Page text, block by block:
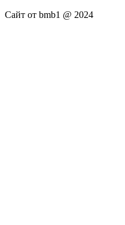
Сайт от bmb1 @ 2024